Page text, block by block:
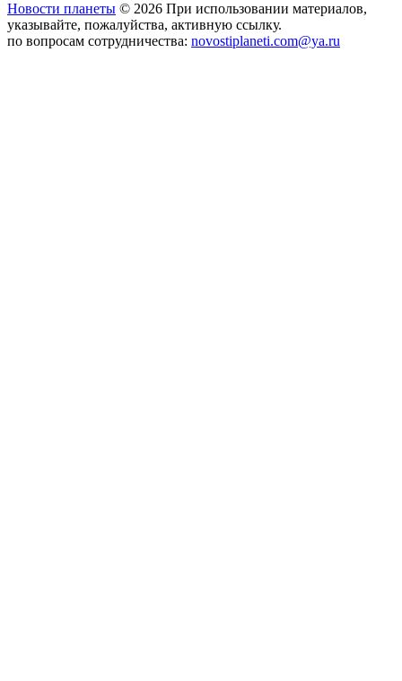
Новости планеты © 2026 При использовании материалов,
указывайте, пожалуйства, активную ссылку.
по вопросам сотрудничества: novostiplaneti.com@ya.ru